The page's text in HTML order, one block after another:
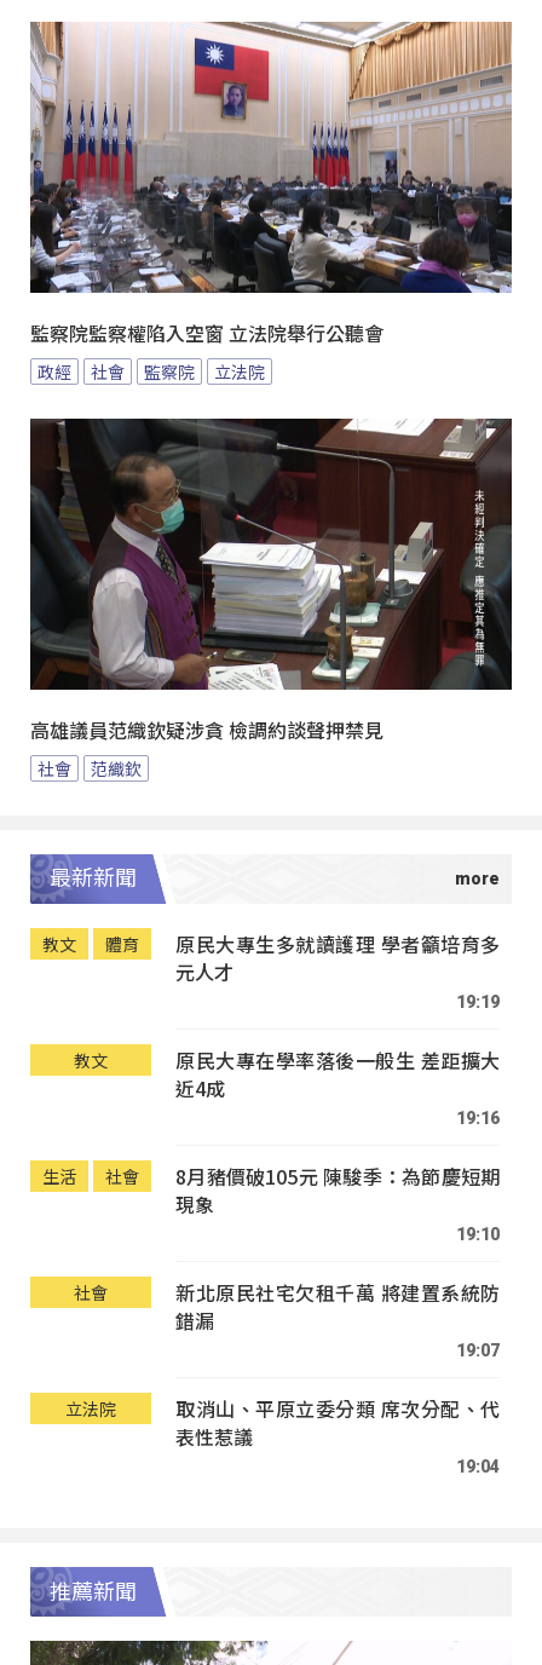
監察院監察權陷入空窗 立法院舉行公聽會
政經 社會 監察院 立法院
高雄議員范織欽疑涉貪 檢調約談聲押禁見
社會 范織欽
最新新聞
教文 體育
原民大專生多就讀護理 學者籲培育多
元人才
19:19
教文
原民大專在學率落後一般生 差距擴大
近4成
19:16
生活 社會
8月豬價破105元 陳駿季：為節慶短期
現象
19:10
社會
新北原民社宅欠租千萬 將建置系統防
錯漏
19:07
立法院
取消山、平原立委分類 席次分配、代
表性惹議
19:04
推薦新聞